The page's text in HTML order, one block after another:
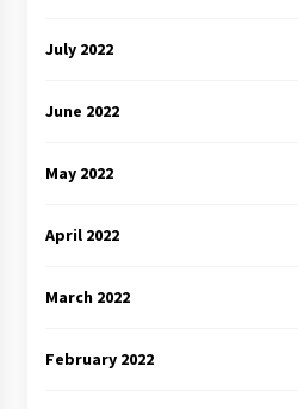
July 2022
June 2022
May 2022
April 2022
March 2022
February 2022